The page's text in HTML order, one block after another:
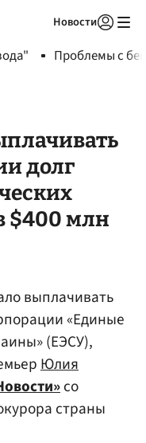
Новости
Проблемы с
долг
$400 млн
выплачивать
«Единые
(ЕЭСУ),
Юлия
со
страны